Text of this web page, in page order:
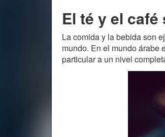
El té y el
La comida y la bebida son
mundo. En el mundo árabe
particular a un nivel